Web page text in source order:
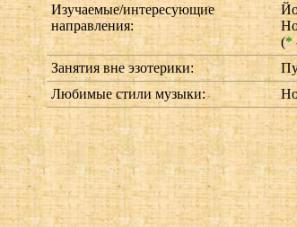
Изучаемые/интересующие
направления:
(*
Занятия вне эзотерики:
Любимые стили музыки: